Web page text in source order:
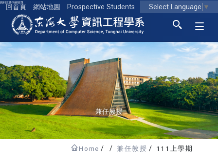
跳到主要內容區塊
回首頁 網站地圖 Prospective Students Select Language ▼
東海大學logo
兼任教授
Home 兼任教授 111上學期